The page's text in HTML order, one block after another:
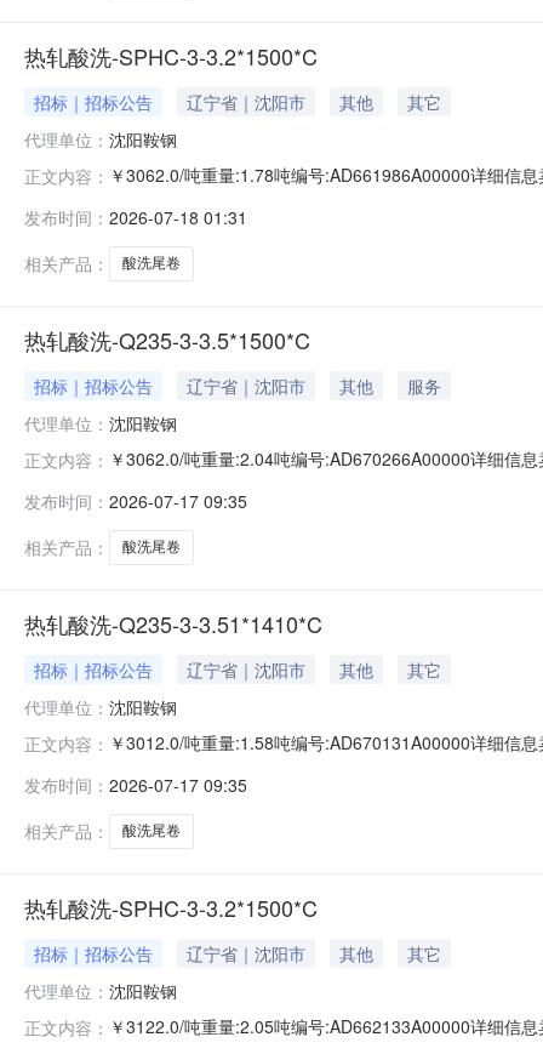
热轧酸洗-SPHC-3-3.2*1500*C
招标｜招标公告 辽宁省｜沈阳市 其他
其它
代理单位： 沈阳鞍钢
正文内容： ￥3062.0/吨重量:1.78吨编号:AD661986A00000详细信
求产线名称:冷轧1#线锌层重量代码描述:上表面锌层重量
发布时间： 2026-07-18 01:31
相关产品：
酸洗尾卷
热轧酸洗-Q235-3-3.5*1500*C
招标｜招标公告 辽宁省｜沈阳市 其他
服务
代理单位： 沈阳鞍钢
正文内容： ￥3062.0/吨重量:2.04吨编号:AD670266A00000详细信
产线名称:冷轧1#线锌层重量代码描述:上表面锌层重量
发布时间： 2026-07-17 09:35
相关产品：
酸洗尾卷
热轧酸洗-Q235-3-3.51*1410*C
招标｜招标公告 辽宁省｜沈阳市 其他
其它
代理单位： 沈阳鞍钢
正文内容： ￥3012.0/吨重量:1.58吨编号:AD670131A00000详细信
求产线名称:冷轧1#线锌层重量代码描述:上表面锌层重量
发布时间： 2026-07-17 09:35
相关产品：
酸洗尾卷
热轧酸洗-SPHC-3-3.2*1500*C
招标｜招标公告 辽宁省｜沈阳市 其他
其它
代理单位： 沈阳鞍钢
正文内容： ￥3122.0/吨重量:2.05吨编号:AD662133A00000详细信